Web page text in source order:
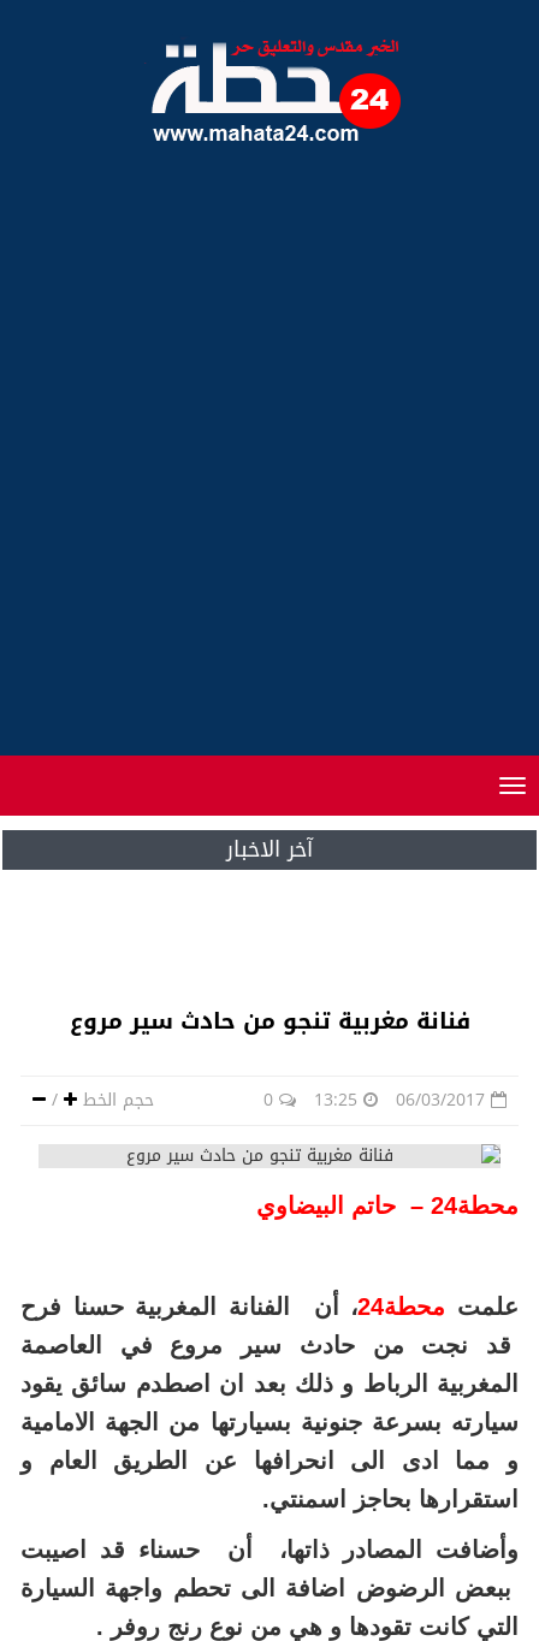
Toggle
navigation
آخر الاخبار
فنانة مغربية تنجو من حادث سير مروع
حجم الخط / 06/03/2017
13:25
0
محطة24 – حاتم البيضاوي
علمت محطة24
، أن الفنانة المغربية حسنا فرح
قد نجت من حادث سير مروع في العاصمة
المغربية الرباط و ذلك بعد ان اصطدم سائق يقود
سيارته بسرعة جنونية بسيارتها من الجهة الامامية
و مما ادى الى انحرافها عن الطريق العام و
استقرارها بحاجز اسمنتي.
وأضافت المصادر ذاتها، أن حسناء قد اصيبت
ببعض الرضوض اضافة الى تحطم واجهة السيارة
التي كانت تقودها و هي من نوع رنج روفر .